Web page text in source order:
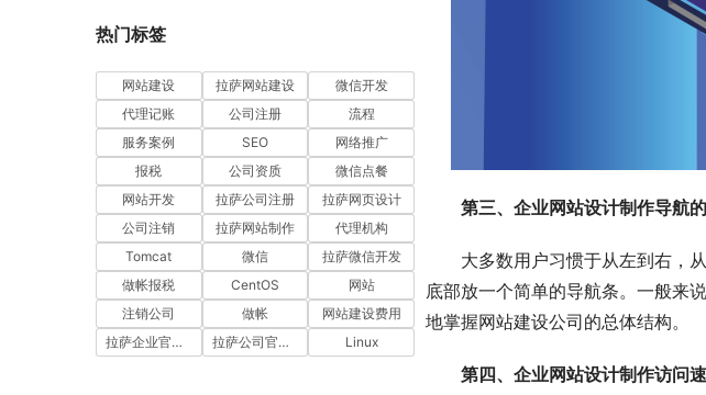
第三、企业网站设计制作导航
大多数用户习惯于从左到右，
底部放一个简单的导航条。一般来
地掌握网站建设公司的总体结构。
第四、企业网站设计制作访问
热门标签
网站建设 拉萨网站建设
微信开发
代理记账
公司注册
流程
服务案例
SEO
网络推广
报税
公司资质
微信点餐
网站开发
拉萨公司注册
拉萨网页设计
公司注销
拉萨网站制作
代理机构
Tomcat
微信
拉萨微信开发
做帐报税
CentOS
网站
注销公司
做帐
网站建设费用
拉萨企业官网建设
拉萨公司官网建设 Linux